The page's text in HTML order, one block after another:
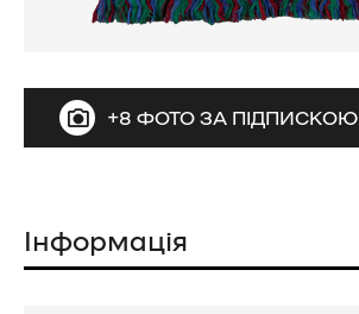
+8 ФОТО ЗА ПІДПИСКОЮ
Інформація